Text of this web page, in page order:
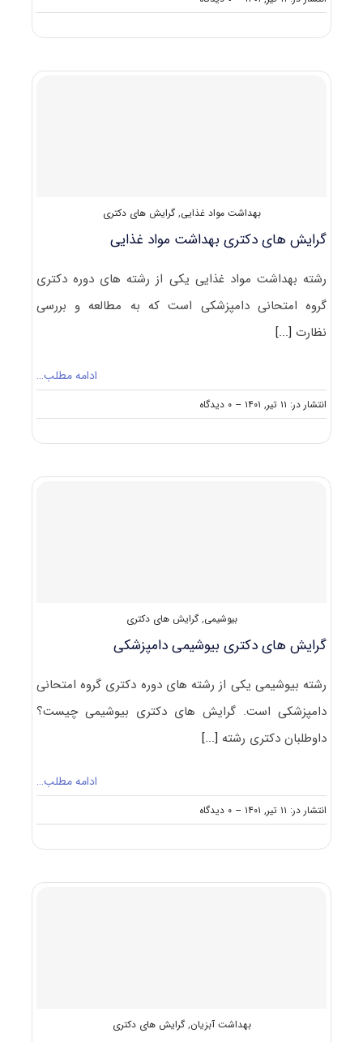
گرایش
ﺧﻮراک
بهداشت مواد غذایی,گرایش های دکتری
گرایش های دکتری ﺑﻬﺪاﺷﺖ ﻣﻮاد غذایی
رشته ﺑﻬﺪاﺷﺖ ﻣﻮاد غذایی یکی از رشته های دوره دکتری
گروه امتحانی دامپزشکی است که به مطالعه و بررسی
نظارت[...]
ادامه مطلب…
انتشار در: ۱۱ تیر, ۱۴۰۱ -- ۰ دیدگاه
on
گرایش
ﻣﻮاد
بیوشیمی,گرایش های دکتری
گرایش های دکتری بیوشیمی دامپزشکی
رشته بیوشیمی یکی از رشته های دوره دکتری گروه امتحانی
دامپزشکی است. گرایش های دکتری بیوشیمی چیست؟
داوطلبان دکتری رشته [...]
ادامه مطلب…
انتشار در: ۱۱ تیر, ۱۴۰۱ -- ۰ دیدگاه
on
گرایش
دامپزشکی
بهداشت آبزیان,گرایش های دکتری